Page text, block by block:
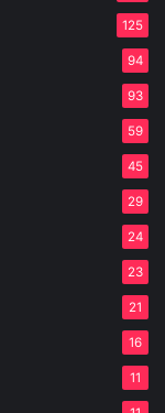
125
94
93
59
45
29
24
23
21
16
11